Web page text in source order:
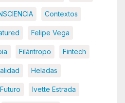
Contextos
Felipe Vega
Filántropo Fintech
Heladas
Ivette Estrada